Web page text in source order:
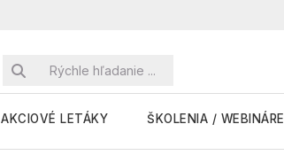
AKCIOVÉ LETÁKY ŠKOLENIA / WEBINÁRE